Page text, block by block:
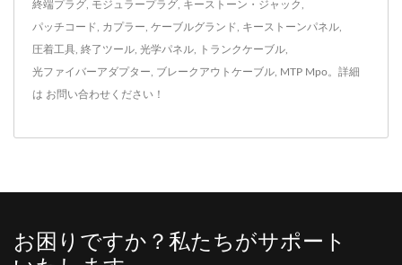
終端プラグ モジュラープラグ キーストーン・ジャック
パッチコード カプラー ケーブルグランド キーストーンパネル
圧着工具 終了ツール 光学パネル トランクケーブル
光ファイバーアダプター ブレークアウトケーブル MTP Mpo。詳細
は お問い合わせください！
お困りですか？私たちがサポート